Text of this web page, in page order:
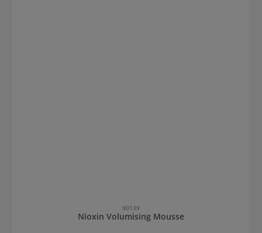
90139
Nioxin Volumising Mousse